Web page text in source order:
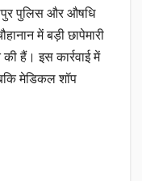
पुलिस और औषधि
में बड़ी छापेमारी
हैं। इस कार्रवाई में
मेडिकल शॉप